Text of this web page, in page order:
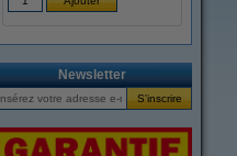
Newsletter